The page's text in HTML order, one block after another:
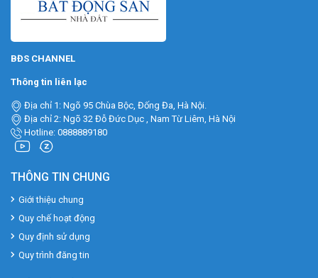
BĐS CHANNEL
Thông tin liên lạc
Địa chỉ 1: Ngõ 95 Chùa Bộc, Đống Đa, Hà Nội.
Địa chỉ 2: Ngõ 32 Đỗ Đức Dục , Nam Từ Liêm, Hà Nội
Hotline: 0888889180
THÔNG TIN CHUNG
Giới thiệu chung
Quy chế hoạt động
Quy định sử dụng
Quy trình đăng tin